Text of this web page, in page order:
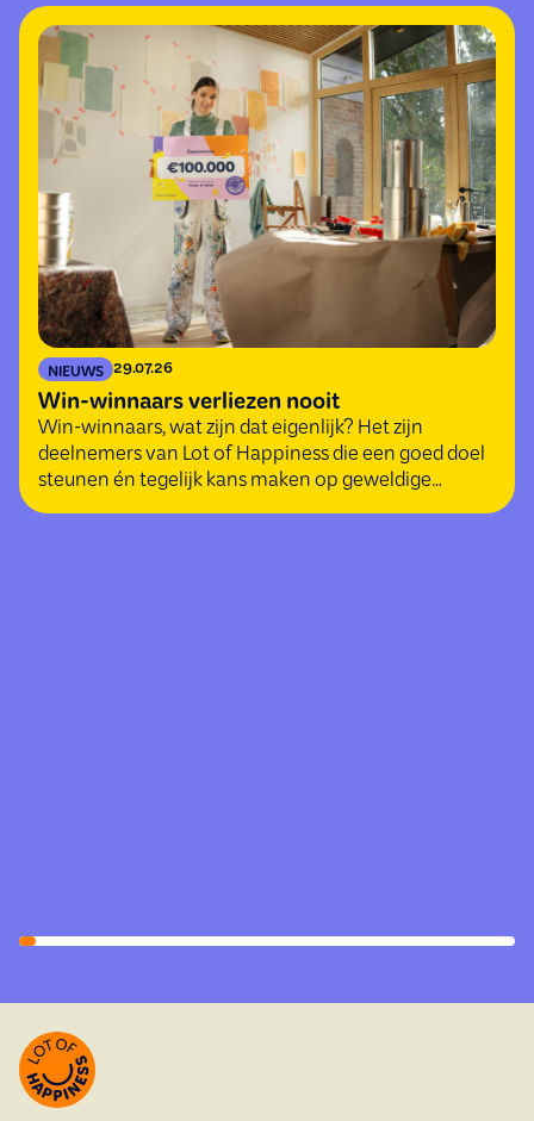
NIEUWS 29.07.26
Win-winnaars verliezen nooit
Win-winnaars, wat zijn dat eigenlijk? Het zijn
deelnemers van Lot of Happiness die een goed doel
steunen én tegelijk kans maken op geweldige
(geld)prijzen.